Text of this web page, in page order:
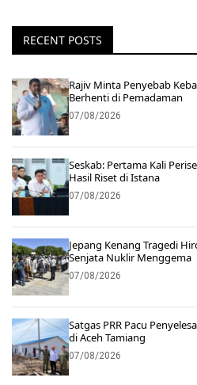
RECENT POSTS
Rajiv Minta Penyebab
Berhenti di Pemadaman
07/08/2026
Seskab: Pertama Kali
Hasil Riset di Istana
07/08/2026
Jepang Kenang Tragedi
Senjata Nuklir Menggema
07/08/2026
Satgas PRR Pacu
di Aceh Tamiang
07/08/2026